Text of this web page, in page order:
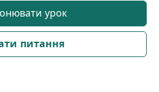
пояснення теми.
та завдання.
не буде впевнений у
урок
питання